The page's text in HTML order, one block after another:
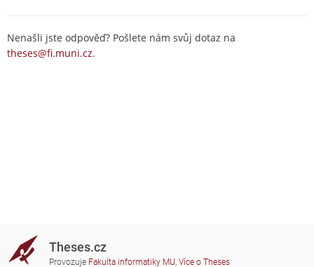
Nenašli jste odpověď? Pošlete nám svůj dotaz na
theses@fi.muni.cz.
Theses.cz
Provozuje Fakulta informatiky MU, Více o Theses